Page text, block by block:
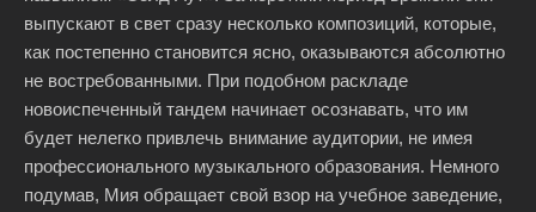
выпускают в свет сразу несколько композиций, которые,
как постепенно становится ясно, оказываются абсолютно
не востребованными. При подобном раскладе
новоиспеченный тандем начинает осознавать, что им
будет нелегко привлечь внимание аудитории, не имея
профессионального музыкального образования. Немного
подумав, Мия обращает свой взор на учебное заведение,